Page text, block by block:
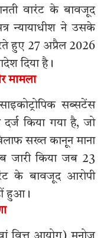
वारंट के बावजूद
न्यायाधीश ने उसके
हुए 27 अप्रैल 2026
दिया है।
मामला
सब्सटेंस
किया गया है, जो
सख्त कानून माना
जारी किया जब 23
के बावजूद आरोपी
हुआ।